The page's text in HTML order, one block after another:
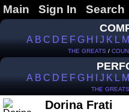
Main Sign In Search
A B C D E F G H J K L M
THE GREATS /
A B C D E F G H J K L M
THE GREATS
Dorina Frati